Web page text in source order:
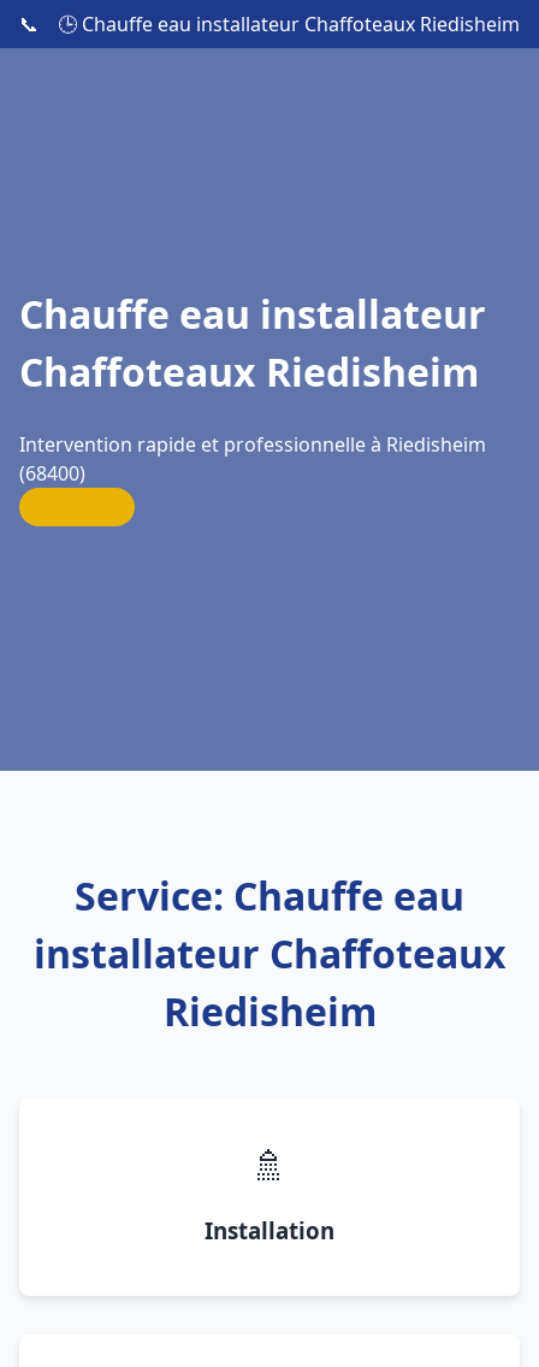
📞 🕒 Chauffe eau installateur Chaffoteaux Riedisheim
Chauffe eau installateur
Chaffoteaux Riedisheim
Intervention rapide et professionnelle à Riedisheim
(68400)
Service: Chauffe eau
installateur Chaffoteaux
Riedisheim
🚿
Installation